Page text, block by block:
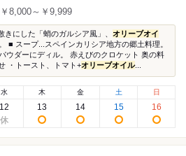
￥8,000～￥9,999
にした「蛸のガルシア風」、 オリーブオイ
■ スープ...スペインカリシア地方の郷土料理。
ウダーにディル。 赤えびのクロケット 奥の料
・トースト、トマト+オリーブオイル...
水
12
木
13
金
14
土
15
日
16